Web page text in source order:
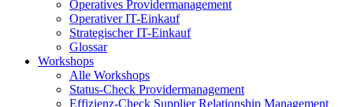
Operatives Providermanagement
Operativer IT-Einkauf
Strategischer IT-Einkauf
Glossar
Workshops
Alle Workshops
Status-Check Providermanagement
Effizienz-Check Supplier Relationship Management